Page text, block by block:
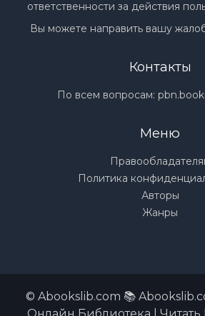
ответственности за действия
Вы можете направить вашу
Контакты
По всем вопросам:
Меню
Политика
Авторы
Жанры
© Abookslib.com 📚